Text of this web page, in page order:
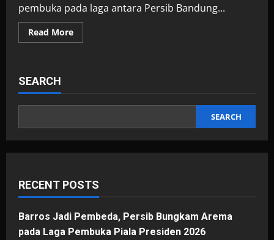
pembuka pada laga antara Persib Bandung...
Read MoreRead
more
Zero</i>
Guaycochea
SEARCH
SEARCH
RECENT POSTS
Barros Jadi Pembeda, Persib Bungkam Arema
pada Laga Pembuka Piala Presiden 2026